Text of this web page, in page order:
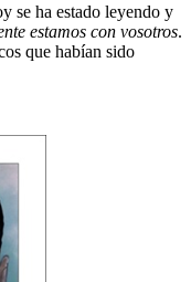
se ha estado leyendo y
estamos con vosotros.
que habían sido